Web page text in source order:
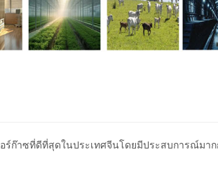
อร์ก๊าซที่ดีที่สุดในประเทศจีนโดยมีประสบการณ์มาก